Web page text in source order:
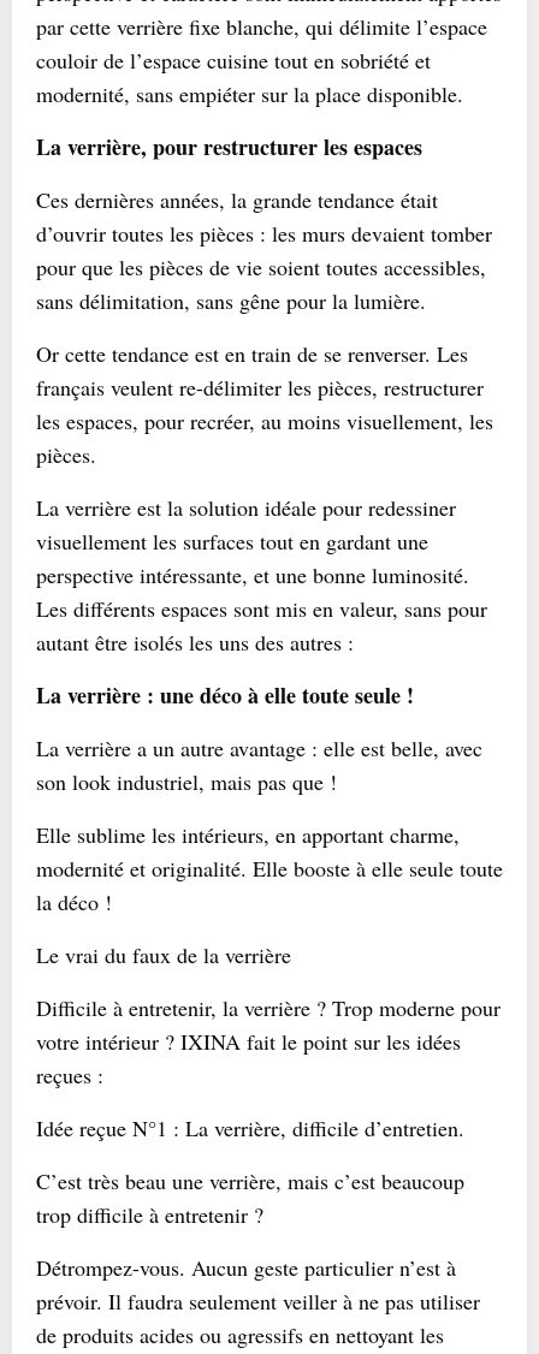
par cette verrière fixe blanche, qui délimite l’espace
couloir de l’espace cuisine tout en sobriété et
modernité, sans empiéter sur la place disponible.
La verrière, pour restructurer les espaces
Ces dernières années, la grande tendance était
d’ouvrir toutes les pièces : les murs devaient tomber
pour que les pièces de vie soient toutes accessibles,
sans délimitation, sans gêne pour la lumière.
Or cette tendance est en train de se renverser. Les
français veulent re-délimiter les pièces, restructurer
les espaces, pour recréer, au moins visuellement, les
pièces.
La verrière est la solution idéale pour redessiner
visuellement les surfaces tout en gardant une
perspective intéressante, et une bonne luminosité.
Les différents espaces sont mis en valeur, sans pour
autant être isolés les uns des autres :
La verrière : une déco à elle toute seule !
La verrière a un autre avantage : elle est belle, avec
son look industriel, mais pas que !
Elle sublime les intérieurs, en apportant charme,
modernité et originalité. Elle booste à elle seule toute
la déco !
Le vrai du faux de la verrière
Difficile à entretenir, la verrière ? Trop moderne pour
votre intérieur ? IXINA fait le point sur les idées
reçues :
Idée reçue N°1 : La verrière, difficile d’entretien.
C’est très beau une verrière, mais c’est beaucoup
trop difficile à entretenir ?
Détrompez-vous. Aucun geste particulier n’est à
prévoir. Il faudra seulement veiller à ne pas utiliser
de produits acides ou agressifs en nettoyant les